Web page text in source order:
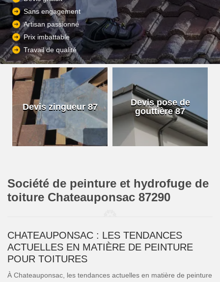
Sans engagement
Artisan passionné
Prix imbattable
Travail de qualité
Devis zingueur 87
Devis pose de
gouttière 87
Société de peinture et hydrofuge de
toiture Chateauponsac 87290
CHATEAUPONSAC : LES TENDANCES
ACTUELLES EN MATIÈRE DE PEINTURE
POUR TOITURES
À Chateauponsac, les tendances actuelles en matière de peinture